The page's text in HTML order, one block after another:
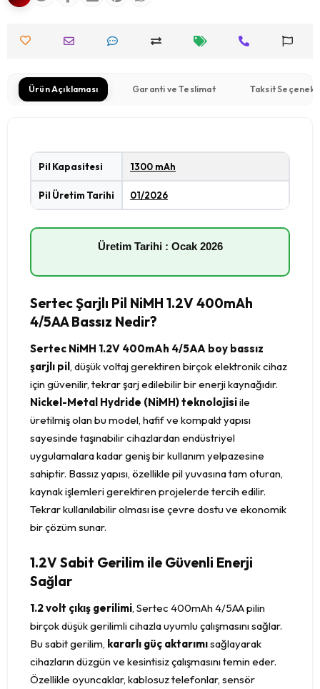
Ürün Açıklaması Garanti ve Teslimat Taksit
Pil Kapasitesi 1300 mAh
Pil Üretim Tarihi 01/2026
Üretim Tarihi : Ocak 2026
Sertec Şarjlı Pil NiMH 1.2V 400mAh
4/5AA Bassız Nedir?
Sertec NiMH 1.2V 400mAh 4/5AA boy bassız
şarjlı pil, düşük voltaj gerektiren birçok elektronik cihaz
için güvenilir, tekrar şarj edilebilir bir enerji kaynağıdır.
Nickel-Metal Hydride (NiMH) teknolojisiile
üretilmiş olan bu model, hafif ve kompakt yapısı
sayesinde taşınabilir cihazlardan endüstriyel
uygulamalara kadar geniş bir kullanım yelpazesine
sahiptir. Bassız yapısı, özellikle pil yuvasına tam oturan,
kaynak işlemleri gerektiren projelerde tercih edilir.
Tekrar kullanılabilir olması ise çevre dostu ve ekonomik
bir çözüm sunar.
1.2V Sabit Gerilim ile Güvenli Enerji
Sağlar
1.2 volt çıkış gerilimi, Sertec 400mAh 4/5AA pilin
birçok düşük gerilimli cihazla uyumlu çalışmasını sağlar.
Bu sabit gerilim, kararlı güç aktarımısağlayarak
cihazların düzgün ve kesintisiz çalışmasını temin eder.
Özellikle oyuncaklar, kablosuz telefonlar, sensör